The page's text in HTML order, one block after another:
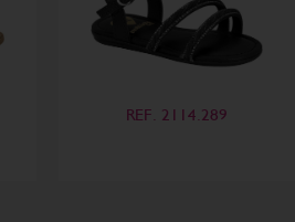
REF. 2114.289